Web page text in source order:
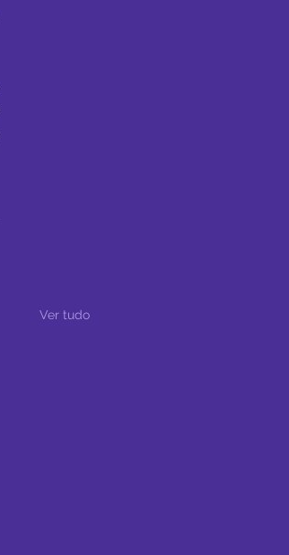
Ver tudo